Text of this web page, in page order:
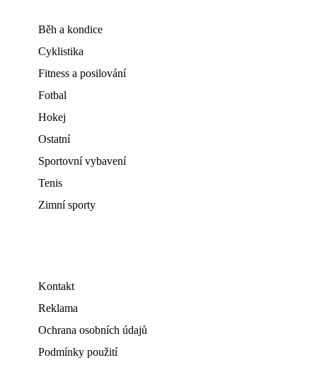
Běh a kondice
Cyklistika
Fitness a posilování
Fotbal
Hokej
Ostatní
Sportovní vybavení
Tenis
Zimní sporty
Kontakt
Reklama
Ochrana osobních údajů
Podmínky použití